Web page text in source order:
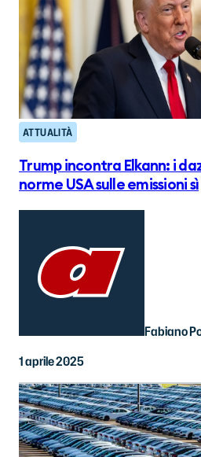
ATTUALITÀ
Trump incontra Elkann: i
norme USA sulle emissioni sì
Fabiano
1 aprile 2025